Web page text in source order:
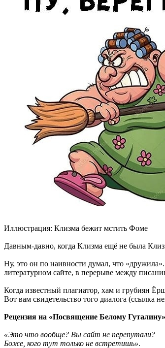
Иллюстрация: Клизма бежит мстить Фоме
Давным-давно, когда Клизма ещё не была
Ну, это он по наивности думал, что
литературном сайте, в перерыве между
Когда известный плагиатор, хам и грубиян
Вот вам свидетельство того диалога (ссылка
Рецензия на «Посвящение Белому
«Это что вообще? Вы сайт не перепутали?
Боже, кого тут только не встретишь».